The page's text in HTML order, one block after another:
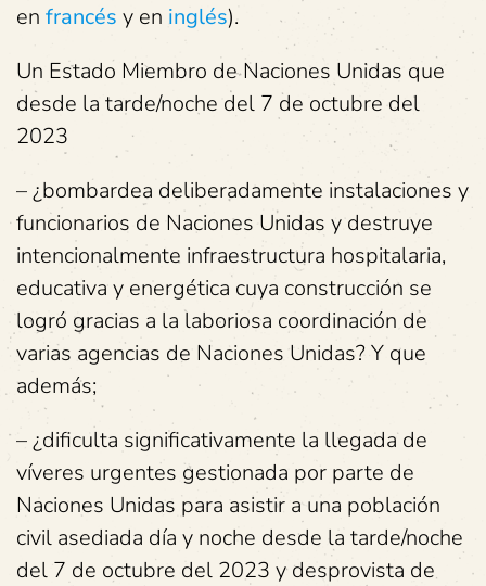
en francés y en inglés).
Un Estado Miembro de Naciones Unidas que
desde la tarde/noche del 7 de octubre del
2023
– ¿bombardea deliberadamente instalaciones y
funcionarios de Naciones Unidas y destruye
intencionalmente infraestructura hospitalaria,
educativa y energética cuya construcción se
logró gracias a la laboriosa coordinación de
varias agencias de Naciones Unidas? Y que
además;
– ¿dificulta significativamente la llegada de
víveres urgentes gestionada por parte de
Naciones Unidas para asistir a una población
civil asediada día y noche desde la tarde/noche
del 7 de octubre del 2023 y desprovista de